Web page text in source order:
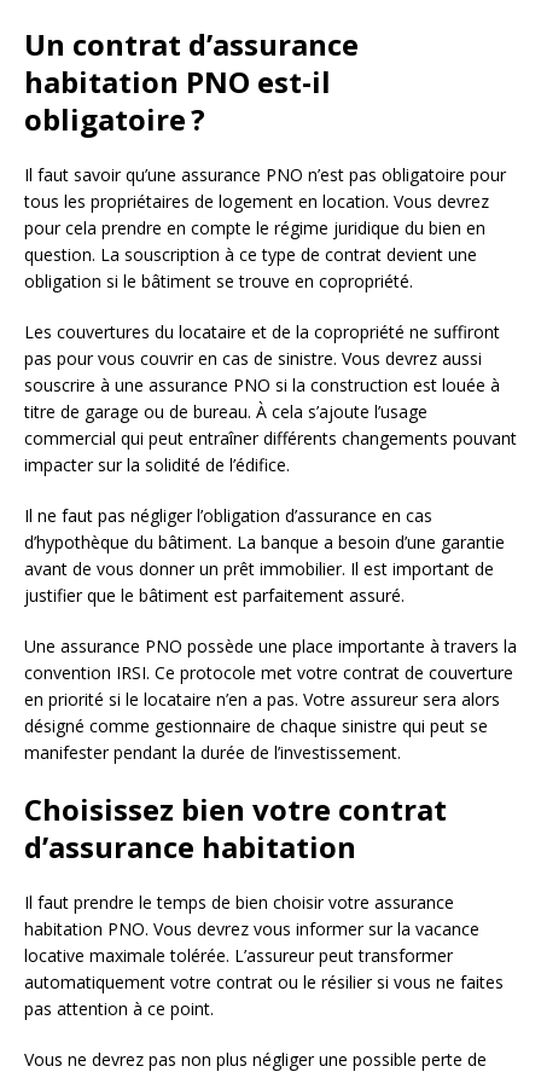
Un contrat d’assurance
habitation PNO est-il
obligatoire ?
Il faut savoir qu’une assurance PNO n’est pas obligatoire pour
tous les propriétaires de logement en location. Vous devrez
pour cela prendre en compte le régime juridique du bien en
question. La souscription à ce type de contrat devient une
obligation si le bâtiment se trouve en copropriété.
Les couvertures du locataire et de la copropriété ne suffiront
pas pour vous couvrir en cas de sinistre. Vous devrez aussi
souscrire à une assurance PNO si la construction est louée à
titre de garage ou de bureau. À cela s’ajoute l’usage
commercial qui peut entraîner différents changements pouvant
impacter sur la solidité de l’édifice.
Il ne faut pas négliger l’obligation d’assurance en cas
d’hypothèque du bâtiment. La banque a besoin d’une garantie
avant de vous donner un prêt immobilier. Il est important de
justifier que le bâtiment est parfaitement assuré.
Une assurance PNO possède une place importante à travers la
convention IRSI. Ce protocole met votre contrat de couverture
en priorité si le locataire n’en a pas. Votre assureur sera alors
désigné comme gestionnaire de chaque sinistre qui peut se
manifester pendant la durée de l’investissement.
Choisissez bien votre contrat
d’assurance habitation
Il faut prendre le temps de bien choisir votre assurance
habitation PNO. Vous devrez vous informer sur la vacance
locative maximale tolérée. L’assureur peut transformer
automatiquement votre contrat ou le résilier si vous ne faites
pas attention à ce point.
Vous ne devrez pas non plus négliger une possible perte de